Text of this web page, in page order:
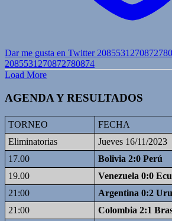
Dar me gusta en Twitter
2085531270872780874
Load More
AGENDA Y RESULTADOS
TORNEO
FECHA
Eliminatorias
Jueves 16/11/2023
17.00
Bolivia 2:0 Perú
19.00
Venezuela 0:0
21:00
Argentina 0:2
21:00
Colombia 2:1